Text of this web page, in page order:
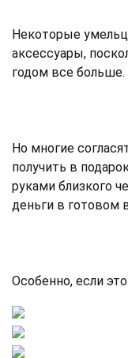
Некоторые
аксессуары,
годом все больше.
Но многие
получить в
руками близкого
деньги в готовом
Особенно, если